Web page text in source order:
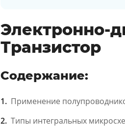
Электронно-
Транзистор
Содержание:
Применение
Типы интегральных